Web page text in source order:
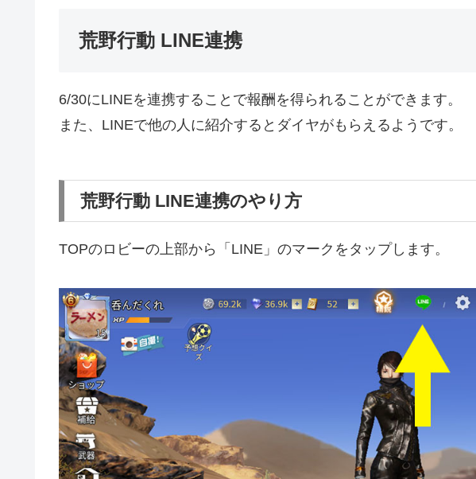
荒野行動 LINE連携
6/30にLINEを連携することで報酬を得られることができます。
また、LINEで他の人に紹介するとダイヤがもらえるようです。
荒野行動 LINE連携のやり方
TOPのロビーの上部から「LINE」のマークをタップします。